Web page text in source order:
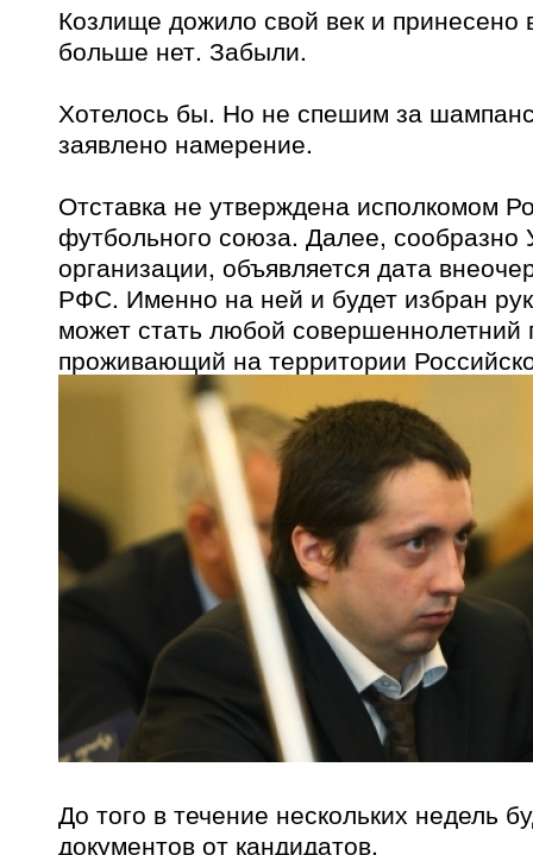
Козлище дожило свой век и принесено
больше нет. Забыли.
Хотелось бы. Но не спешим за
заявлено намерение.
Отставка не утверждена исполкомом
футбольного союза. Далее, сообразно
организации, объявляется дата
РФС. Именно на ней и будет избран
может стать любой совершеннолетний
проживающий на территории
До того в течение нескольких недель
документов от кандидатов.